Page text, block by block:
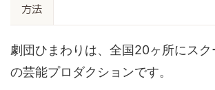
方法
劇団ひまわりは、全国20ヶ所にス
の芸能プロダクションです。